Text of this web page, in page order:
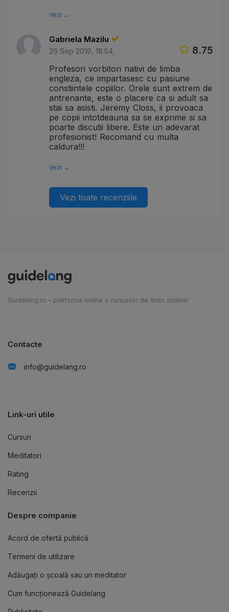
Vezi →
Gabriela Mazilu
8.75
26 Sep 2019, 18:54,
Profesori vorbitori nativi de limba
engleza, ce impartasesc cu pasiune
constiintele copiilor. Orele sunt extrem de
antrenante, este o placere ca si adult sa
stai sa asisti. Jeremy Closs, ii provoaca
pe copii intotdeauna sa se exprime si sa
poarte discutii libere. Este un adevarat
profesionist! Recomand cu multa
caldura!!!
Vezi →
Vezi toate recenziile
Guidelang.ro – platforma online a cursurilor de limbi străine!
Contacte
info@guidelang.ro
Link-uri utile
Cursuri
Meditatori
Rating
Recenzii
Despre companie
Acord de ofertă publică
Termeni de utilizare
Adăugați o școală sau un meditator
Cum funcționează Guidelang